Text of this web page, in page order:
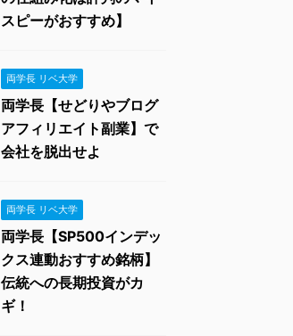
スピーがおすすめ】
両学長 リベ大学
両学長【せどりやブログ
アフィリエイト副業】で
会社を脱出せよ
両学長 リベ大学
両学長【SP500インデッ
クス連動おすすめ銘柄】
伝統への長期投資がカ
ギ！